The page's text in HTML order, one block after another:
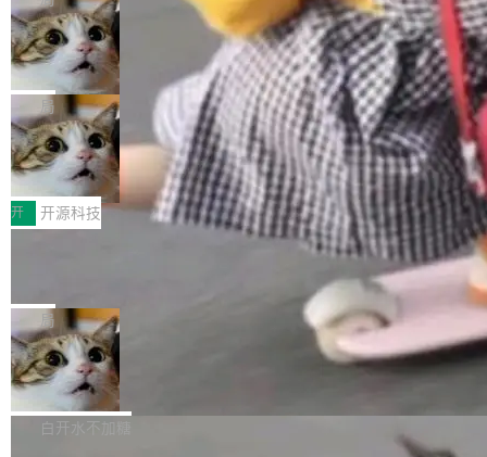
现实 过去两年，CIO们的焦虑清单上多了两项：
一是如何让大模型和智能体应用安全地从PoC走
向生产，二是如何让测试团队跟得上AI应用...
设置，如果用布尔值 + 可空字段来表示——bool
ean 表示是否可切换，nullable 的默认模式、浅
色方案、深色方案——会产生大量无意义的组
合。方案缺了、配置冲突了、全 null 了。要知道
哪些组合有效，作者说，你得靠"文档、校验、或
者部落知识"。 换个写法。Rust 的 enum，两个
变体：Switchable...
个"AI 知识库 + 聊天机器人"——每个大厂都在
做，没什么新鲜的。 但 Kenton Varda 在 Twitte
r 上把事情说清楚了： 今天我们发布了 Cloudfla
re OS，一个带连接器的聊天机器人，跟其他所
有科技公司做的一样。只不过，实际上它不一
样。这是 Sandstorm.io 的重制版，我十年前的
那个创业公司。不同的是，这次它构建在 Cloudf
lare Workers 上——我花了九年时间搭建的平台
——并且深度集成了 AI。这基本上是我十年秘密
Deno 团队开源 Celld，可自托管的分
布式 Durable Objects
Ryan Dahl 领导的 Deno 团队推出了最新开源项
目 Celld，一个能在自己机器上运行 Cloudflare
Workers 和 Durable Objects 的守护进程。 设
计思路很直接：每个对象是一个独立的 SQLite
数据库，按名称寻址，复制到你自己的 S3 兼容
存储库里。节点之间只通过这个存储库协调——
没有控制平面，没有共识协议。每个对象自带一
个小型数据库，应用天然按分片构建，单个数据
库的竞争和爆炸半径问题在设计层面就被消除
了。 闲置的 cell 会休眠到几乎不占资源。当 cel
l 迁移或唤醒时，新宿主从 S3 恢复 SQLite 数据
库继续执行。存储库是持久化的唯一真相...
局
鲁大师7月新机性能/流畅/AI榜：vivo夺
性能、流畅双第一，三星Galaxy Z系列
新折叠缺席
2026年7月的手机市场，由于存储等硬件成本暴
增，手机厂商的日子也不好过啊，新机速度明显
放缓，因此硝烟味淡了许多。新机参数规格除开
高价的三星折叠（三星Galaxy Z Fold8 Ultra / Z
Fold8 / Z Flip8）外，其余要么是中低端机器，
例如iQOO Z11i、REDMI Note 17、REDMI No
te 17 Pro、OPPO K15，要么是vivo X300 E这
样的次旗舰。 Galaxy Z Fold8 Ultra / Z Fold8 /
Z Flip8三款折叠屏新机均在7月22日发布，且全
部搭载骁龙8 Elite Gen5 for Galaxy，它们本该
开 开源科技
Zed 编辑器团队发布了新项目——DeltaDB，一
个在 git commit 之间记录每一次编辑操作的版
本控制系统。目前处于 Early Access 阶段。 De
ltaDB 的核心思路直接写在 landing page 最显
眼的位置：「Software is made between com
mits」——软件是在 commit 之间写出来的。git
局
SpaceXAI 单季资本开支达 183 亿美元
根据风险投资人Tomer Tunguz 博客（VC 分
析）披露的最新分析与第二季度业绩报告，Spac
白开水不加糖